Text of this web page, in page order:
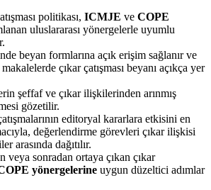
politikası, ICMJE ve COPE
uluslararası yönergelerle uyumlu
beyan formlarına açık erişim sağlanır ve
çıkar çatışması beyanı açıkça yer
şeffaf ve çıkar ilişkilerinden arınmış
gözetilir.
editoryal kararlara etkisini en
değerlendirme görevleri çıkar ilişkisi
arasında dağıtılır.
veya sonradan ortaya çıkan çıkar
yönergelerine uygun düzeltici adımlar